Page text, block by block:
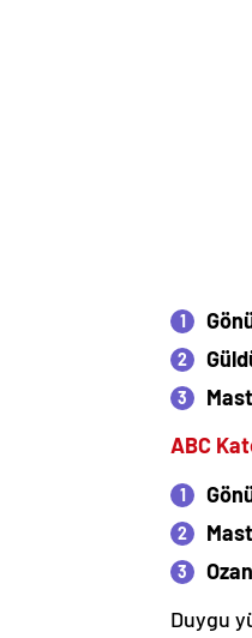
ABC
Duygu